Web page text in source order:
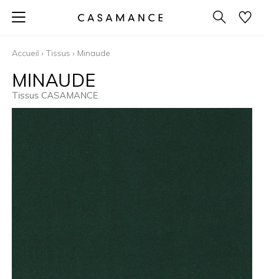
Accueil › Tissus › Minaude
MINAUDE
Tissus CASAMANCE